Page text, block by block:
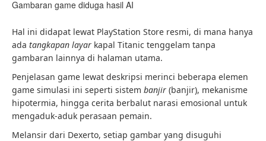
Gambaran game diduga hasil AI
Hal ini didapat lewat PlayStation Store resmi, di mana hanya
ada tangkapan layar kapal Titanic tenggelam tanpa
gambaran lainnya di halaman utama.
Penjelasan game lewat deskripsi merinci beberapa elemen
game simulasi ini seperti sistem banjir (banjir), mekanisme
hipotermia, hingga cerita berbalut narasi emosional untuk
mengaduk-aduk perasaan pemain.
Melansir dari Dexerto, setiap gambar yang disuguhi